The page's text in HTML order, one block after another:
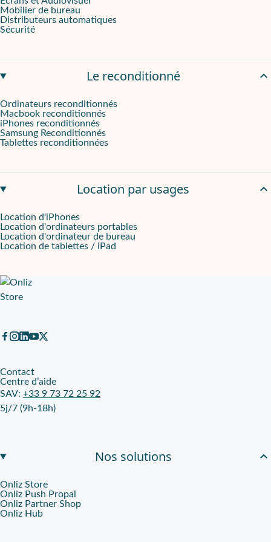
Mobilier de bureau
Distributeurs automatiques
Sécurité
Le reconditionné
Ordinateurs reconditionnés
Macbook reconditionnés
iPhones reconditionnés
Samsung Reconditionnés
Tablettes reconditionnées
Location par usages
Location d'iPhones
Location d'ordinateurs portables
Location d'ordinateur de bureau
Location de tablettes / iPad
Contact
Centre d’aide
SAV: +33 9 73 72 25 92
5j/7 (9h-18h)
Nos solutions
Onliz Store
Onliz Push Propal
Onliz Partner Shop
Onliz Hub